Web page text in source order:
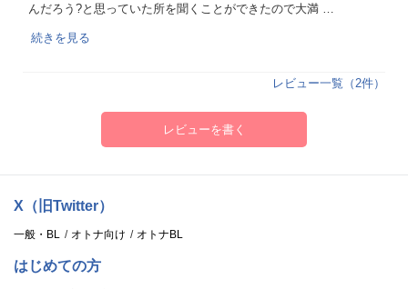
んだろう?と思っていた所を聞くことができたので大満 …
続きを見る
レビュー一覧（2件）
レビューを書く
X（旧Twitter）
一般・BL オトナ向け オトナBL
はじめての方